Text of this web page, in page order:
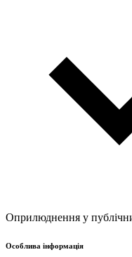
Оприлюднення у
Особлива інформація